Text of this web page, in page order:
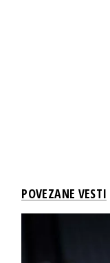
POVEZANE VESTI